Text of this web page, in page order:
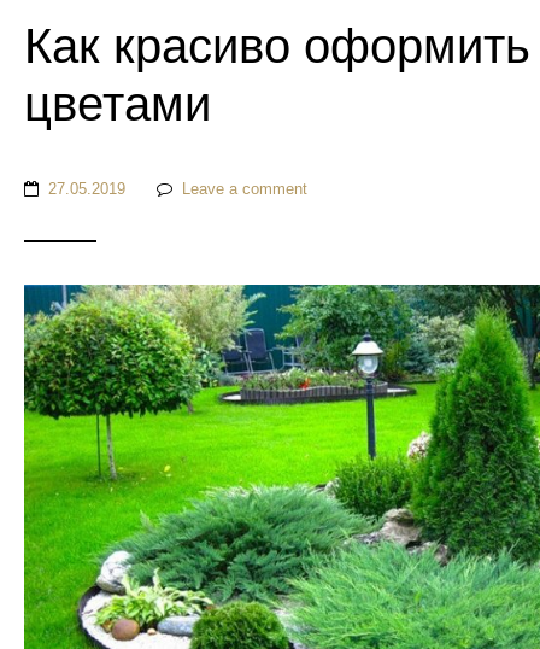
Как красиво оформить
цветами
27.05.2019 Leave a comment